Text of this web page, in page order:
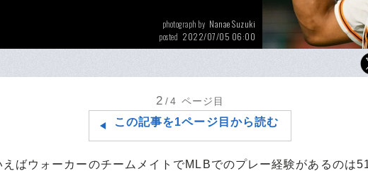
photograph by Nanae Suzuki
posted 2022/07/05 06:00
今や巨人打線に欠かせ
2 /4 ページ目
この記事を1ページ目から読む
ばウォーカーのチームメイトでMLBでのプレー経験があるのは51